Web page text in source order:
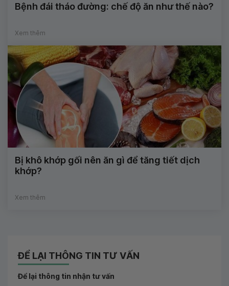
Bệnh đái tháo đường: chế độ ăn như thế nào?
Xem thêm
Bị khô khớp gối nên ăn gì để tăng tiết dịch
khớp?
Xem thêm
ĐỂ LẠI THÔNG TIN TƯ VẤN
Để lại thông tin nhận tư vấn